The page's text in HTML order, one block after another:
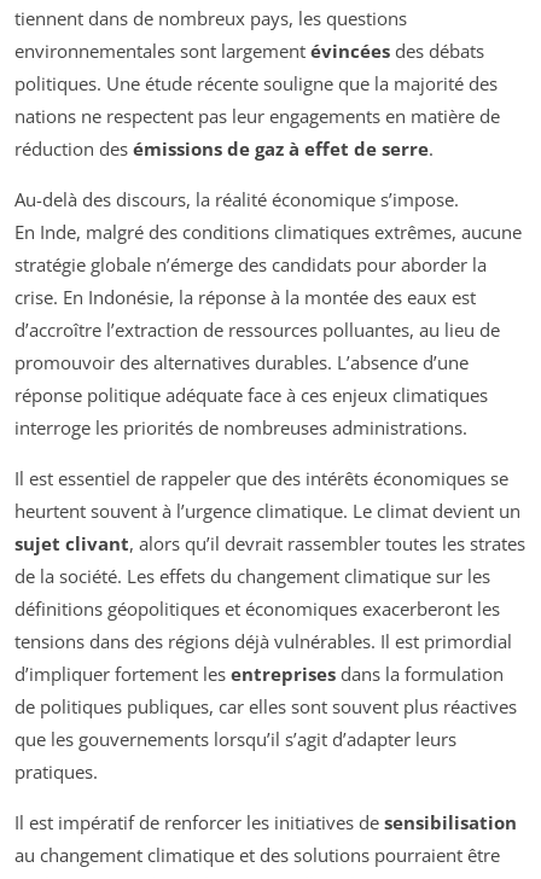
tiennent dans de nombreux pays, les questions
environnementales sont largement évincées des débats
politiques. Une étude récente souligne que la majorité des
nations ne respectent pas leur engagements en matière de
réduction des émissions de gaz à effet de serre.
Au-delà des discours, la réalité économique s’impose.
En Inde, malgré des conditions climatiques extrêmes, aucune
stratégie globale n’émerge des candidats pour aborder la
crise. En Indonésie, la réponse à la montée des eaux est
d’accroître l’extraction de ressources polluantes, au lieu de
promouvoir des alternatives durables. L’absence d’une
réponse politique adéquate face à ces enjeux climatiques
interroge les priorités de nombreuses administrations.
Il est essentiel de rappeler que des intérêts économiques se
heurtent souvent à l’urgence climatique. Le climat devient un
sujet clivant, alors qu’il devrait rassembler toutes les strates
de la société. Les effets du changement climatique sur les
définitions géopolitiques et économiques exacerberont les
tensions dans des régions déjà vulnérables. Il est primordial
d’impliquer fortement les entreprises dans la formulation
de politiques publiques, car elles sont souvent plus réactives
que les gouvernements lorsqu’il s’agit d’adapter leurs
pratiques.
Il est impératif de renforcer les initiatives de sensibilisation
au changement climatique et des solutions pourraient être